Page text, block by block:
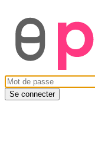
Se connecter